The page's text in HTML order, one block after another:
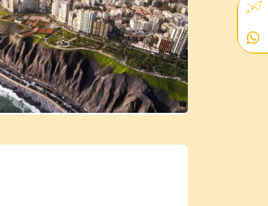
de créateurs, street-arts, musiciens
à Barranco deux univers en
Breakfast.